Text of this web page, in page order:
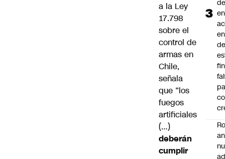
a la Ley
17.798
sobre el
control de
armas en
Chile,
señala
que “los
fuegos
artificiales
(…)
deberán
cumplir
de